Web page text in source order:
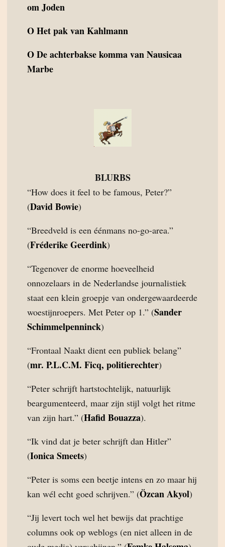
om Joden
OHet pak van Kahlmann
ODe achterbakse komma van Nausicaa
Marbe
BLURBS
“How does it feel to be famous, Peter?”
(David Bowie)
“Breedveld is een éénmans no-go-area.”
(Fréderike Geerdink)
“Tegenover de enorme hoeveelheid
onnozelaars in de Nederlandse journalistiek
staat een klein groepje van ondergewaardeerde
woestijnroepers. Met Peter op 1.” (Sander
Schimmelpenninck)
“Frontaal Naakt dient een publiek belang”
(mr. P.L.C.M. Ficq, politierechter)
“Peter schrijft hartstochtelijk, natuurlijk
beargumenteerd, maar zijn stijl volgt het ritme
van zijn hart.” (Hafid Bouazza).
“Ik vind dat je beter schrijft dan Hitler”
(Ionica Smeets)
“Peter is soms een beetje intens en zo maar hij
kan wél echt goed schrijven.” (Özcan Akyol)
“Jij levert toch wel het bewijs dat prachtige
columns ook op weblogs (en niet alleen in de